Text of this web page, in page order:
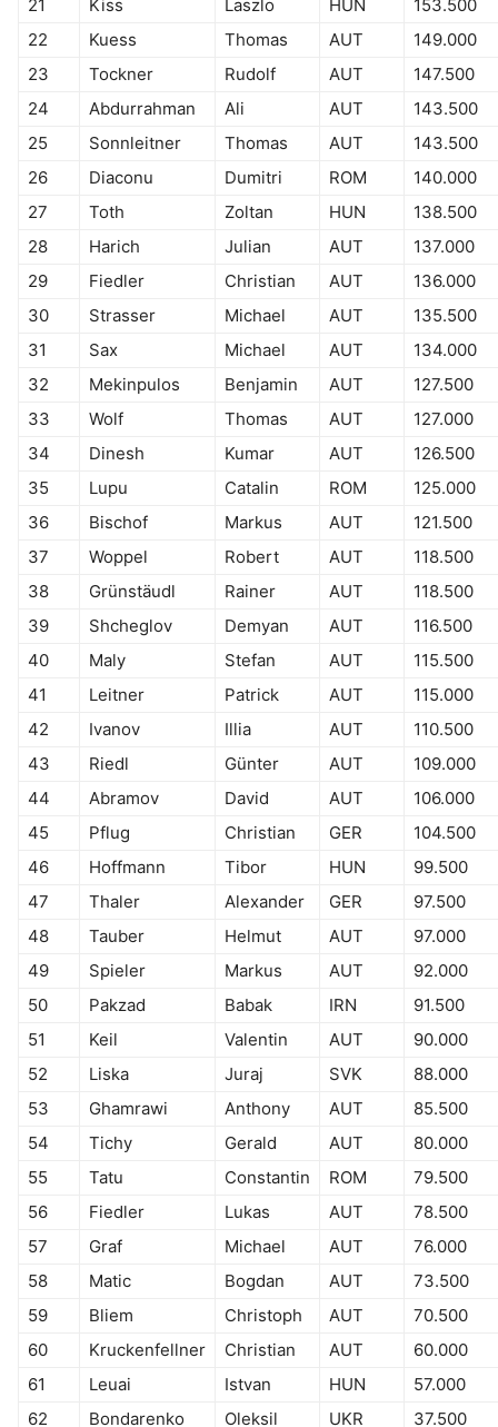
21 Kiss Laszlo HUN
153.500
22
Kuess Thomas AUT
149.000
23
Tockner Rudolf AUT
147.500
24
Abdurrahman Ali AUT
143.500
25
Sonnleitner Thomas AUT
143.500
26
Diaconu Dumitri ROM
140.000
27
Toth Zoltan HUN
138.500
28
Harich Julian AUT
137.000
29
Fiedler Christian AUT
136.000
30
Strasser Michael AUT
135.500
31
Sax Michael AUT
134.000
32
Mekinpulos Benjamin AUT
127.500
33
Wolf Thomas AUT
127.000
34
Dinesh Kumar AUT
126.500
35
Lupu Catalin ROM
125.000
36
Bischof Markus AUT
121.500
37
Woppel Robert AUT
118.500
38
Grünstäudl Rainer AUT
118.500
39
Shcheglov Demyan AUT
116.500
40
Maly Stefan AUT
115.500
41
Leitner Patrick AUT
115.000
42
Ivanov Illia AUT
110.500
43
Riedl Günter AUT
109.000
44
Abramov David AUT
106.000
45
Pflug Christian GER
104.500
46
Hoffmann Tibor HUN
99.500
47
Thaler Alexander GER
97.500
48
Tauber Helmut AUT
97.000
49
Spieler Markus AUT
92.000
50
Pakzad Babak IRN
91.500
51
Keil Valentin AUT
90.000
52
Liska Juraj SVK
88.000
53
Ghamrawi Anthony AUT
85.500
54
Tichy Gerald AUT
80.000
55
Tatu Constantin ROM
79.500
56
Fiedler Lukas AUT
78.500
57
Graf Michael AUT
76.000
58
Matic Bogdan AUT
73.500
59
Bliem Christoph AUT
70.500
60
Kruckenfellner Christian AUT
60.000
61
Leuai Istvan HUN
57.000
62
Bondarenko Oleksil UKR 37.500